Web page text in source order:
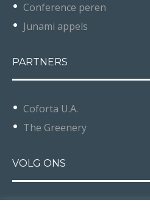
Conference peren
Junami appels
PARTNERS
Coforta U.A.
The Greenery
VOLG ONS